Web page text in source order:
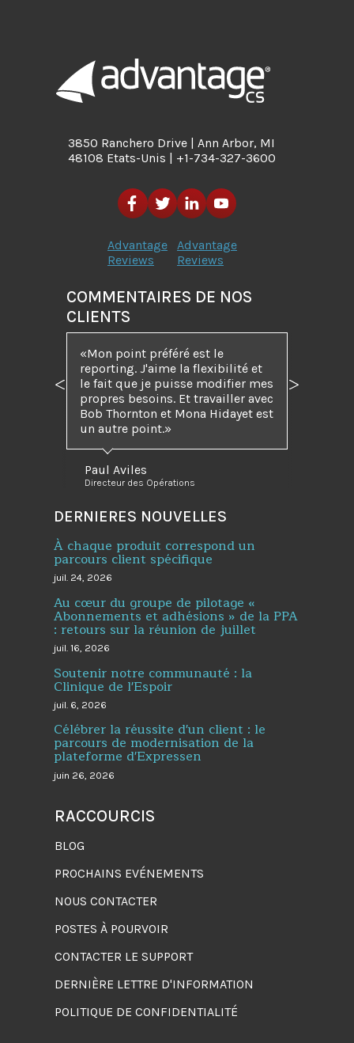
3850 Ranchero Drive | Ann Arbor, MI
48108 Etats-Unis | +1-734-327-3600
Advantage
Reviews
Advantage
Reviews
COMMENTAIRES DE NOS
CLIENTS
Mon point préféré est le
reporting. J'aime la flexibilité et
le fait que je puisse modifier mes
propres besoins. Et travailler avec
Bob Thornton et Mona Hidayet est
un autre point.
Paul Aviles
Directeur des Opérations
Précédent Suivant
DERNIERES NOUVELLES
À chaque produit correspond un
parcours client spécifique
juil. 24, 2026
Au cœur du groupe de pilotage «
Abonnements et adhésions » de la PPA
: retours sur la réunion de juillet
juil. 16, 2026
Soutenir notre communauté : la
Clinique de l'Espoir
juil. 6, 2026
Célébrer la réussite d'un client : le
parcours de modernisation de la
plateforme d'Expressen
juin 26, 2026
RACCOURCIS
BLOG
PROCHAINS EVÉNEMENTS
NOUS CONTACTER
POSTES À POURVOIR
CONTACTER LE SUPPORT
DERNIÈRE LETTRE D'INFORMATION
POLITIQUE DE CONFIDENTIALITÉ